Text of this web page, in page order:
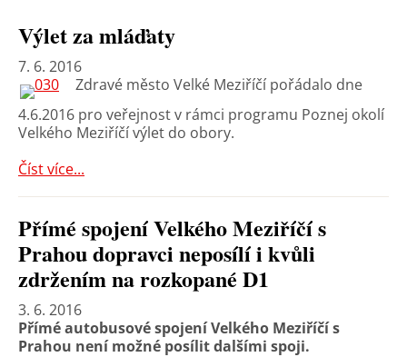
Výlet za mláďaty
7. 6. 2016
Zdravé město Velké Meziříčí pořádalo dne
4.6.2016 pro veřejnost v rámci programu Poznej okolí
Velkého Meziříčí výlet do obory.
Číst více...
Přímé spojení Velkého Meziříčí s
Prahou dopravci neposílí i kvůli
zdržením na rozkopané D1
3. 6. 2016
Přímé autobusové spojení Velkého Meziříčí s
Prahou není možné posílit dalšími spoji.